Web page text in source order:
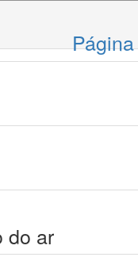
do ar